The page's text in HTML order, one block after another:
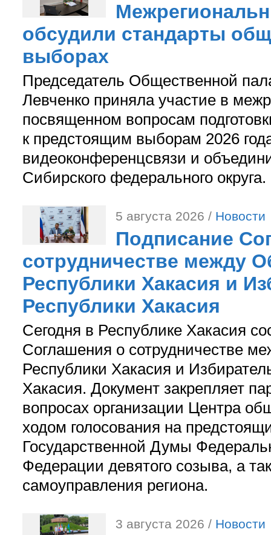
обсудили стандарты
выборах
Председатель Общественной
Левченко приняла участие в
посвященном вопросам
к предстоящим выборам 2026
видеоконференцсвязи и
Сибирского федерального округа.
5 августа 2026 / Новости
Подписание
сотрудничестве между
Республики Хакасия и
Республики Хакасия
Сегодня в Республике Хакасия
Соглашения о сотрудничестве
Республики Хакасия и
Хакасия. Документ закрепляет
вопросах организации Центра
ходом голосования на
Государственной Думы
Федерации девятого созыва, а
самоуправления региона.
3 августа 2026 / Новости